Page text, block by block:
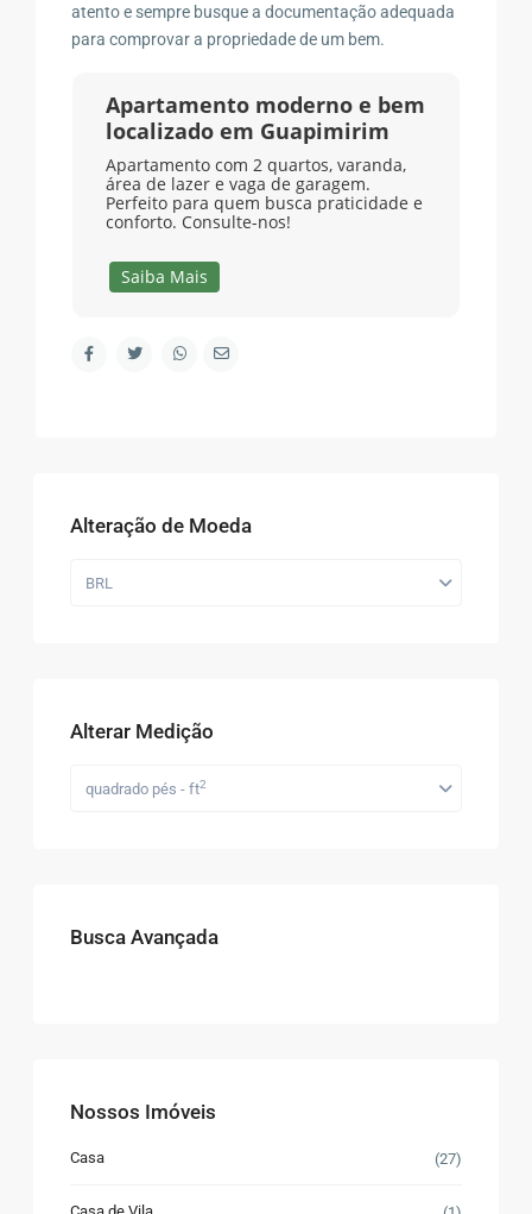
atento e sempre busque a documentação adequada
para comprovar a propriedade de um bem.
Apartamento moderno e bem
localizado em Guapimirim
Apartamento com 2 quartos, varanda,
área de lazer e vaga de garagem.
Perfeito para quem busca praticidade e
conforto. Consulte-nos!
Saiba Mais
Alteração de Moeda
BRL
Alterar Medição
quadrado pés - ft2
Busca Avançada
Nossos Imóveis
Casa (27)